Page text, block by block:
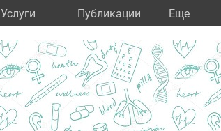
Услуги Публикации Eще